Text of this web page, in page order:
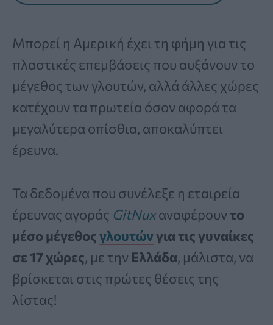
Μπορεί η Αμερική έχει τη φήμη για τις
πλαστικές επεμβάσεις που αυξάνουν το
μέγεθος των γλουτών, αλλά άλλες χώρες
κατέχουν τα πρωτεία όσον αφορά τα
μεγαλύτερα οπίσθια, αποκαλύπτει
έρευνα.
Τα δεδομένα που συνέλεξε η εταιρεία
έρευνας αγοράς GitNuxαναφέρουντο
μέσο μέγεθοςγλουτώνγια τις γυναίκες
σε 17 χώρες, με την Ελλάδα, μάλιστα, να
βρίσκεται στις πρώτες θέσεις της
λίστας!